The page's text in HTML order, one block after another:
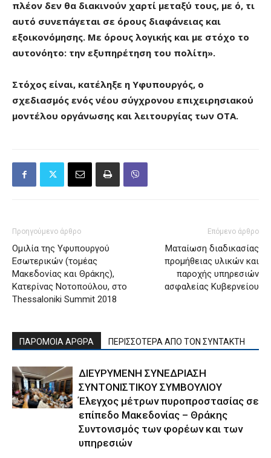
πλέον δεν θα διακινούν χαρτί μεταξύ τους, με ό, τι
αυτό συνεπάγεται σε όρους διαφάνειας και
εξοικονόμησης. Με όρους λογικής και με στόχο το
αυτονόητο: την εξυπηρέτηση του πολίτη».
Στόχος είναι, κατέληξε η Υφυπουργός, ο
σχεδιασμός ενός νέου σύγχρονου επιχειρησιακού
μοντέλου οργάνωσης και λειτουργίας των ΟΤΑ.
Προηγούμενο άρθρο
Ομιλία της Υφυπουργού
Εσωτερικών (τομέας
Μακεδονίας και Θράκης),
Κατερίνας Νοτοπούλου, στο
Thessaloniki Summit 2018
Επόμενο άρθρο
Ματαίωση διαδικασίας
προμήθειας υλικών και
παροχής υπηρεσιών
ασφαλείας Κυβερνείου
ΠΑΡΟΜΟΙΑ ΑΡΘΡΑ ΠΕΡΙΣΣΟΤΕΡΑ ΑΠΟ ΤΟΝ ΣΥΝΤΑΚΤΗ
ΔΙΕΥΡΥΜΕΝΗ ΣΥΝΕΔΡΙΑΣΗ
ΣΥΝΤΟΝΙΣΤΙΚΟΥ ΣΥΜΒΟΥΛΙΟΥ
Έλεγχος μέτρων πυροπροστασίας σε
επίπεδο Μακεδονίας – Θράκης
Συντονισμός των φορέων και των
υπηρεσιών